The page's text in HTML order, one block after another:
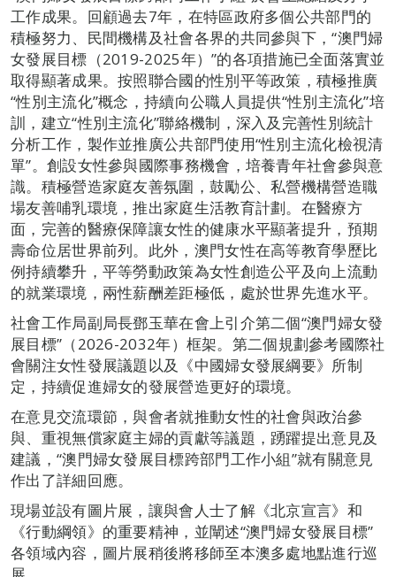
工作成果。回顧過去7年，在特區政府多個公共部門的
積極努力、民間機構及社會各界的共同參與下，“澳門婦
女發展目標（2019-2025年）”的各項措施已全面落實並
取得顯著成果。按照聯合國的性別平等政策，積極推廣
“性別主流化”概念，持續向公職人員提供“性別主流化”培
訓，建立“性別主流化”聯絡機制，深入及完善性別統計
分析工作，製作並推廣公共部門使用“性別主流化檢視清
單”。創設女性參與國際事務機會，培養青年社會參與意
識。積極營造家庭友善氛圍，鼓勵公、私營機構營造職
場友善哺乳環境，推出家庭生活教育計劃。在醫療方
面，完善的醫療保障讓女性的健康水平顯著提升，預期
壽命位居世界前列。此外，澳門女性在高等教育學歷比
例持續攀升，平等勞動政策為女性創造公平及向上流動
的就業環境，兩性薪酬差距極低，處於世界先進水平。
社會工作局副局長鄧玉華在會上引介第二個“澳門婦女發
展目標”（2026-2032年）框架。第二個規劃參考國際社
會關注女性發展議題以及《中國婦女發展綱要》所制
定，持續促進婦女的發展營造更好的環境。
在意見交流環節，與會者就推動女性的社會與政治參
與、重視無償家庭主婦的貢獻等議題，踴躍提出意見及
建議，“澳門婦女發展目標跨部門工作小組”就有關意見
作出了詳細回應。
現場並設有圖片展，讓與會人士了解《北京宣言》和
《行動綱領》的重要精神，並闡述“澳門婦女發展目標”
各領域內容，圖片展稍後將移師至本澳多處地點進行巡